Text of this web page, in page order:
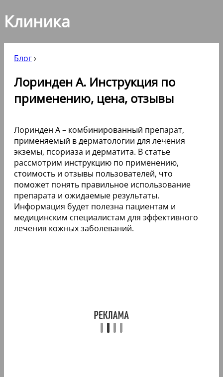
Клиника
Блог›
Лоринден А. Инструкция по
применению, цена, отзывы
Лоринден А – комбинированный препарат,
применяемый в дерматологии для лечения
экземы, псориаза и дерматита. В статье
рассмотрим инструкцию по применению,
стоимость и отзывы пользователей, что
поможет понять правильное использование
препарата и ожидаемые результаты.
Информация будет полезна пациентам и
медицинским специалистам для эффективного
лечения кожных заболеваний.